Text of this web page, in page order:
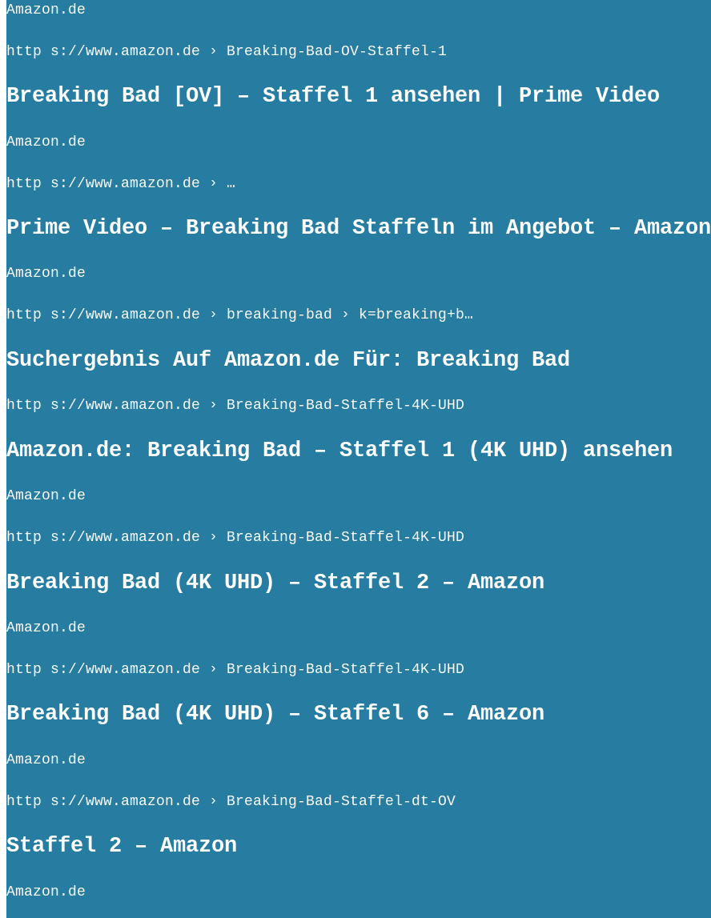
Amazon.de
http s://www.amazon.de › Breaking-Bad-OV-Staffel-1
Breaking Bad [OV] – Staffel 1 ansehen | Prime Video
Amazon.de
http s://www.amazon.de › …
Prime Video – Breaking Bad Staffeln im Angebot – Amazon
Amazon.de
http s://www.amazon.de › breaking-bad › k=breaking+b…
Suchergebnis Auf Amazon.de Für: Breaking Bad
http s://www.amazon.de › Breaking-Bad-Staffel-4K-UHD
Amazon.de: Breaking Bad – Staffel 1 (4K UHD) ansehen
Amazon.de
http s://www.amazon.de › Breaking-Bad-Staffel-4K-UHD
Breaking Bad (4K UHD) – Staffel 2 – Amazon
Amazon.de
http s://www.amazon.de › Breaking-Bad-Staffel-4K-UHD
Breaking Bad (4K UHD) – Staffel 6 – Amazon
Amazon.de
http s://www.amazon.de › Breaking-Bad-Staffel-dt-OV
Staffel 2 – Amazon
Amazon.de